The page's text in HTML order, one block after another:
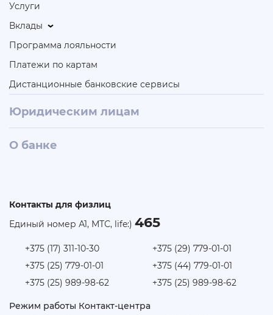
Услуги
Вклады
Программа лояльности
Платежи по картам
Дистанционные банковские сервисы
Юридическим лицам
О банке
Контакты для физлиц
Единый номер А1, МТС, life:) 465
+375 (17) 311-10-30
+375 (29) 779-01-01
+375 (25) 779-01-01
+375 (44) 779-01-01
+375 (25) 989-98-62
+375 (25) 989-98-62
Режим работы Контакт-центра